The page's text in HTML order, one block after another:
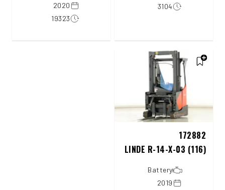
3104
2020
19323
172882
LINDE R-14-X-03 (116)
Battery
2019